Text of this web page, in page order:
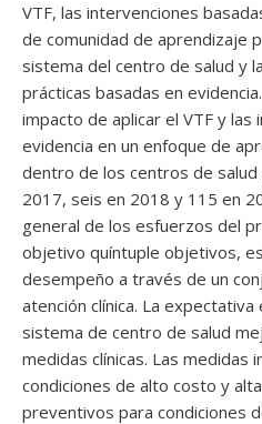
VTF, las intervenciones
de comunidad de aprendizaje
sistema del centro de salud y
prácticas basadas en
impacto de aplicar el VTF y
evidencia en un enfoque de
dentro de los centros de salud
2017, seis en 2018 y 115 en
general de los esfuerzos del
objetivo quíntuple objetivos,
desempeño a través de un
atención clínica. La
sistema de centro de salud
medidas clínicas. Las medidas
condiciones de alto costo y
preventivos para condiciones